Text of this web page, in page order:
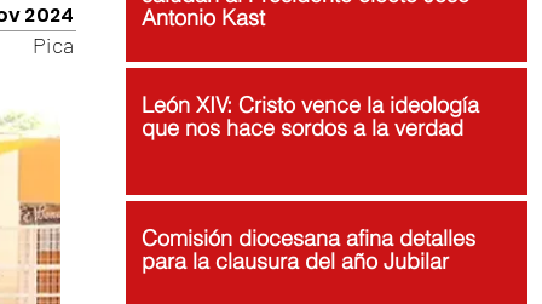
2024
Pica
Antonio Kast
León XIV: Cristo vence la ideología
que nos hace sordos a la verdad
Comisión diocesana afina detalles
para la clausura del año Jubilar